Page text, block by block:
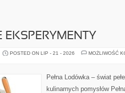
EKSPERYMENTY
POSTED ON LIP - 21 - 2026
MOŻLIWOŚĆ
Pełna Lodówka – świat
kulinarnych pomysłów